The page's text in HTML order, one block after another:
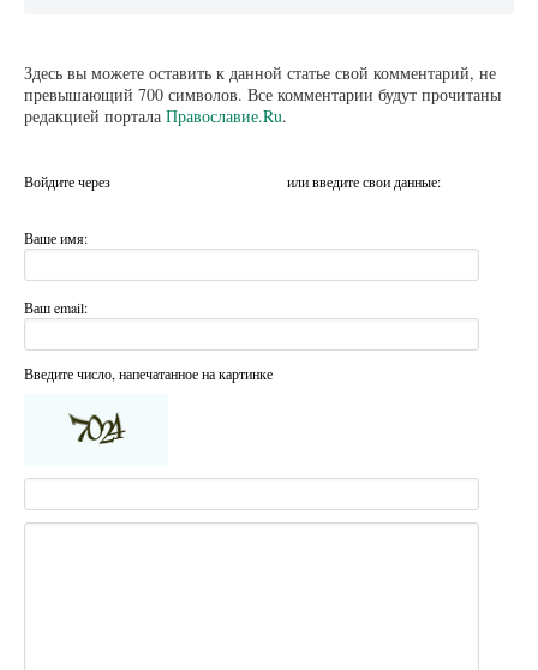
Здесь вы можете оставить к данной статье свой комментарий, не
превышающий 700 символов. Все комментарии будут прочитаны
редакцией портала Православие.Ru.
Войдите через или введите свои данные:
Ваше имя:
Ваш email:
Введите число, напечатанное на картинке